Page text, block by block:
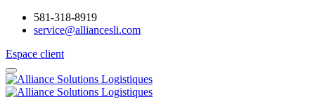
581-318-8919
service@alliancesli.com
Espace client